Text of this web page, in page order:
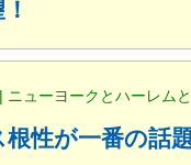
ニューヨークとハーレム
性が一番の話